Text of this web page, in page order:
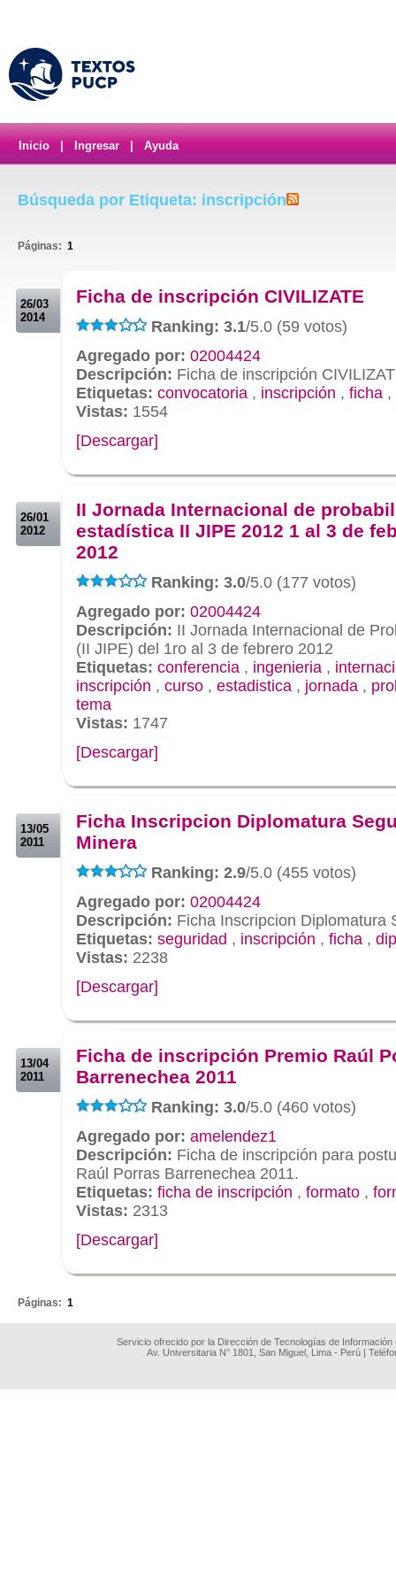
Inicio Ingresar Ayuda
Búsqueda por Etiqueta: inscripción
Páginas: 1
26/03
2014
Ficha de inscripción CIVILIZATE
Ranking: 3.1/5.0 (59 votos)
Agregado por: 02004424
Descripción: Ficha de inscripción
Etiquetas: convocatoria , inscripción , ficha ,
Vistas: 1554
[Descargar]
26/01
2012
II Jornada Internacional de
estadística II JIPE 2012 1 al 3 de
2012
Ranking: 3.0/5.0 (177 votos)
Agregado por: 02004424
Descripción: II Jornada Internacional de
(II JIPE) del 1ro al 3 de febrero 2012
Etiquetas: conferencia , ingenieria ,
inscripción , curso , estadistica , jornada ,
tema
Vistas: 1747
[Descargar]
13/05
2011
Ficha Inscripcion Diplomatura
Minera
Ranking: 2.9/5.0 (455 votos)
Agregado por: 02004424
Descripción: Ficha Inscripcion Diplomatura
Etiquetas: seguridad , inscripción , ficha ,
Vistas: 2238
[Descargar]
13/04
2011
Ficha de inscripción Premio Raúl
Barrenechea 2011
Ranking: 3.0/5.0 (460 votos)
Agregado por: amelendez1
Descripción: Ficha de inscripción para
Raúl Porras Barrenechea 2011.
Etiquetas: ficha de inscripción , formato ,
Vistas: 2313
[Descargar]
Páginas: 1
Servicio ofrecido por la Dirección de Tecnologías de
Av. Universitaria N° 1801, San Miguel, Lima - Perú |